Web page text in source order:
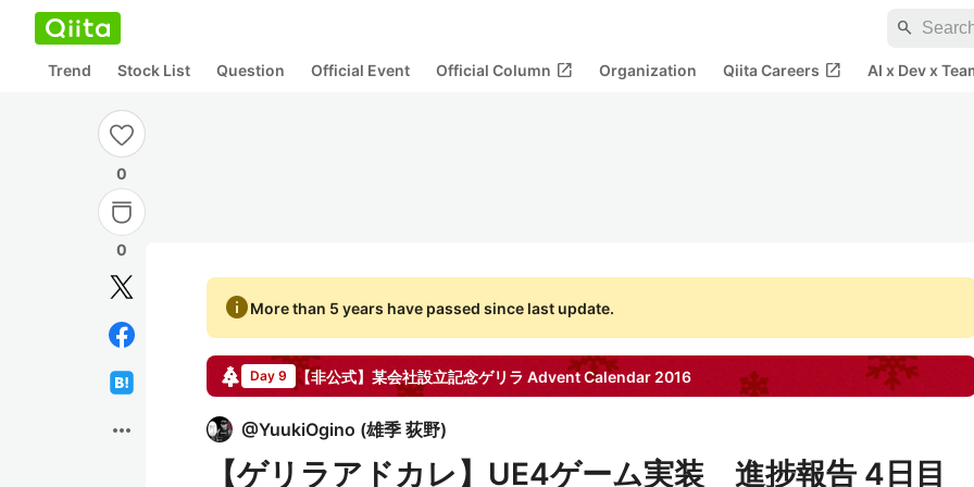
search
Trend Stock List Question Official Event Official Column open_in_new Organization Qiita Careers open_in_new AI x Dev x
0
0
more_horiz
infoMore than 5 years have passed since last update.
Day 9 【非公式】某会社設立記念ゲリラ Advent Calendar 2016
@YuukiOgino (雄季 荻野)
【ゲリラアドカレ】UE4ゲーム実装 進捗報告 4日目